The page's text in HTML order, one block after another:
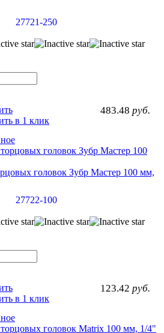
27721-250
483.48 руб.
в 1 клик
головок Зубр Мастер 100 мм,
27722-100
123.42 руб.
в 1 клик